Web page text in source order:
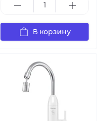
В корзину